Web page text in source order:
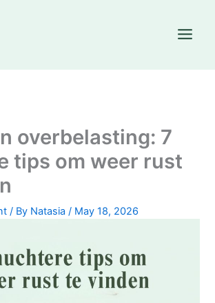
overbelasting: 7
tips om weer rust
/ By Natasia/ May 18, 2026